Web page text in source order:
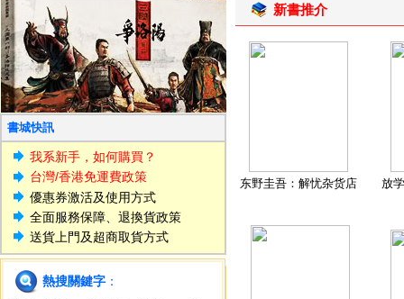
書城快訊
我系新手，如何購買？
台灣/香港免運費政策
優惠券激活及使用方式
全面服務保障、退換貨政策
送貨上門及超商取貨方式
熱搜關鍵字 ：
新書推介
东野圭吾：解忧杂货店 放